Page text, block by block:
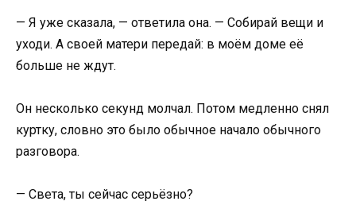
— Я уже сказала, — ответила она. — Собирай вещи и
уходи. А своей матери передай: в моём доме её
больше не ждут.
Он несколько секунд молчал. Потом медленно снял
куртку, словно это было обычное начало обычного
разговора.
— Света, ты сейчас серьёзно?